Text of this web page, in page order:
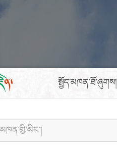
སྤྱོད་མཁན་ཐོ་ཞུགས།